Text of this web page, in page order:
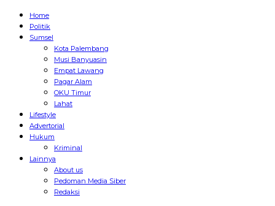
Home
Politik
Sumsel
Kota Palembang
Musi Banyuasin
Empat Lawang
Pagar Alam
OKU Timur
Lahat
Lifestyle
Advertorial
Hukum
Kriminal
Lainnya
About us
Pedoman Media Siber
Redaksi